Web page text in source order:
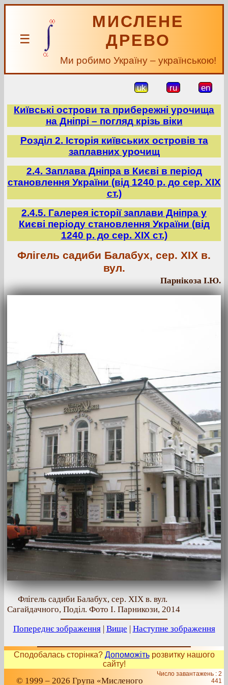
☰
МИСЛЕНЕ
ДРЕВО
Ми робимо Україну – українською!
uk ru en
Київські острови та прибережні урочища
на Дніпрі – погляд крізь віки
Розділ 2. Історія київських островів та
заплавних урочищ
2.4. Заплава Дніпра в Києві в період
становлення України (від 1240 р. до сер. ХІХ
ст.)
2.4.5. Галерея історії заплави Дніпра у
Києві періоду становлення України (від
1240 р. до сер. ХІХ ст.)
Флігель садиби Балабух, сер. ХІХ в.
вул.
Парнікоза І.Ю.
Флігель садиби Балабух, сер. ХІХ в. вул.
Сагайдачного, Поділ. Фото І. Парникози, 2014
Попереднє зображення| Вище | Наступне зображення
Сподобалась сторінка? Допоможітьрозвитку нашого
сайту!
© 1999 – 2026 Група «Мисленого
Число завантажень : 2
441